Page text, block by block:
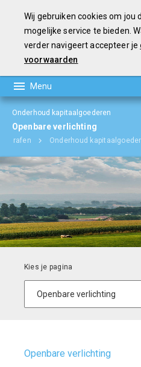
Onderhoud kapitaalgoederen
Openbare verlichting
Onderhoud
Openbare verlichting
Wij gebruiken cookies om jou
mogelijke service te bieden.
verder navigeert accepteer je
voorwaarden